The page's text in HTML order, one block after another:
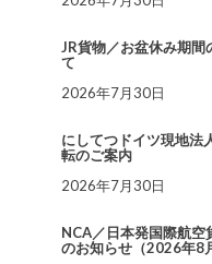
JR貨物／お盆休み期間
て
2026年7月30日
にしてつドイツ現地法
転のご案内
2026年7月30日
NCA／日本発国際航空
のお知らせ（2026年8